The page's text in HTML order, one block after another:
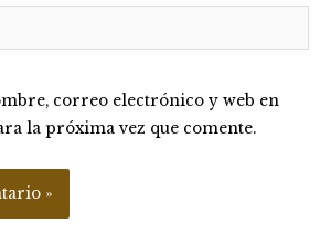
correo electrónico y web en
la próxima vez que comente.